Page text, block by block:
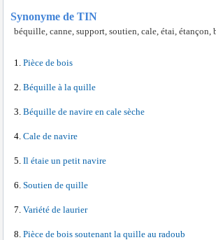
Synonyme de TIN
béquille, canne, support, soutien, cale, étai, étançon,
Pièce de bois
Béquille à la quille
Béquille de navire en cale sèche
Cale de navire
Il étaie un petit navire
Soutien de quille
Variété de laurier
Pièce de bois soutenant la quille au radoub